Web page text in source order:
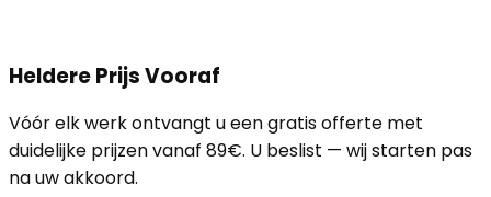
Heldere Prijs Vooraf
Vóór elk werk ontvangt u een gratis offerte met
duidelijke prijzen vanaf 89€. U beslist — wij starten pas
na uw akkoord.